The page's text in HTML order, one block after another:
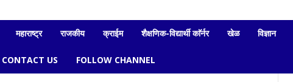
महाराष्ट्र राजकीय क्राईम शैक्षणिक-विद्यार्थी काॅर्नर खेळ विज्ञान
CONTACT US FOLLOW CHANNEL